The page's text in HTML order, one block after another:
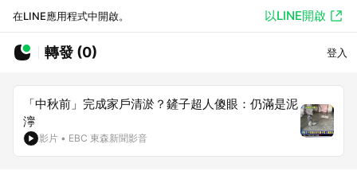
在LINE應用程式中開啟。 以LINE開啟
轉發 (0) 登入
「中秋前」完成家戶清淤？鏟子超人傻眼：仍滿是泥
濘
影片 • EBC 東森新聞影音